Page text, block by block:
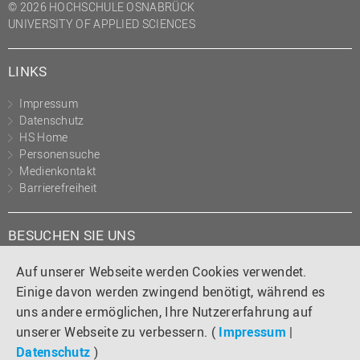
Auf unserer Webseite werden Cookies verwendet.
Einige davon werden zwingend benötigt, während es
uns andere ermöglichen, Ihre Nutzererfahrung auf
unserer Webseite zu verbessern. ( Impressum |
Datenschutz )
(PMO)
Recht
Studierendensekretariat
Studium und Lehre
Transfer- und
Innovationsmanagement
© 2026 HOCHSCHULE OSNABRÜCK
UNIVERSITY OF APPLIED SCIENCES
LINKS
Impressum
Datenschutz
HS Home
Personensuche
Medienkontakt
Barrierefreiheit
BESUCHEN SIE UNS
Instagram
TiktokLinkedIn
YouTube
Facebook